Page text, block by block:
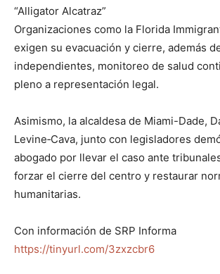
“Alligator Alcatraz”
Organizaciones como la Florida
exigen su evacuación y cierre, además
independientes, monitoreo de salud
pleno a representación legal.
Asimismo, la alcaldesa de Miami-Dade,
Levine‑Cava, junto con legisladores
abogado por llevar el caso ante
forzar el cierre del centro y restaurar
humanitarias.
Con información de SRP Informa
https://tinyurl.com/3zxzcbr6